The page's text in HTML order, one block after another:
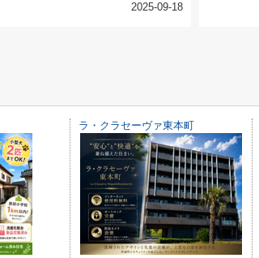
2025-09-18
ラ・クラセーヴァ東本町